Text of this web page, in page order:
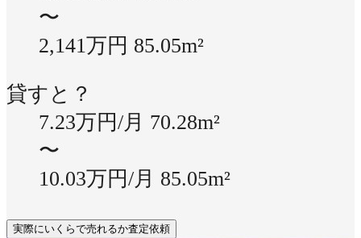
〜
2,141万円 85.05m²
貸すと？
7.23万円/月 70.28m²
〜
10.03万円/月 85.05m²
実際にいくらで売れるか査定依頼